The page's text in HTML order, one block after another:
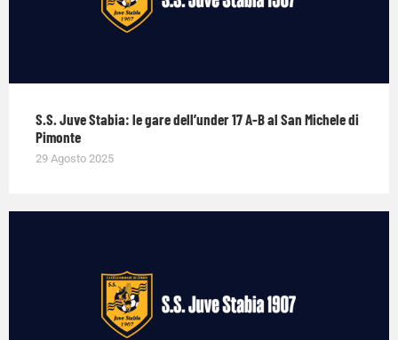
S.S. Juve Stabia: le gare dell’under 17 A-B al San Michele di
Pimonte
29 Agosto 2025